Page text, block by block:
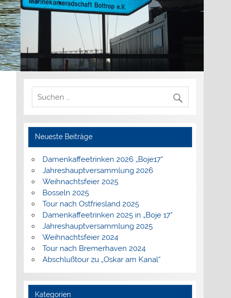
Neueste Beiträge
Damenkaffeetrinken 2026 „Boje17“
Jahreshauptversammlung 2026
Weihnachtsfeier 2025
Bosseln 2025
Tour nach Ostfriesland 2025
Damenkaffeetrinken 2025 in „Boje 17“
Jahreshauptversammlung 2025
Weihnachtsfeier 2024
Tour nach Bremerhaven 2024
Abschlußtour zu „Oskar am Kanal“
Kategorien